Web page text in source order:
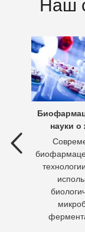
Наш
науки о